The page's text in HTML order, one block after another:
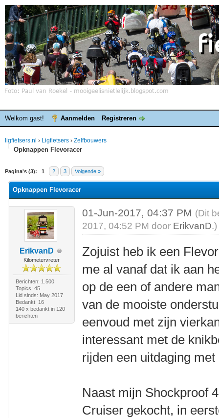
Welkom gast! Aanmelden Registreren
ligfietsers.nl › Ligfietsers › Zelfbouwers
Opknappen Flevoracer
Pagina's (3): 1 2 3 Volgende »
waardering is 0
Opknappen Flevoracer
ErikvanD
Kilometervreter
Berichten: 1.500
Topics: 45
Lid sinds: May 2017
Bedankt: 16
140 x bedankt in 120
berichten
01-Jun-2017, 04:37 PM (Dit
2017, 04:52 PM door ErikvanD.)
Zojuist heb ik een
me al vanaf dat ik aan
op de een of andere
van de mooiste
eenvoud met zijn
interessant met de
rijden een uitdaging
Naast mijn Shockproof
Cruiser gekocht, in